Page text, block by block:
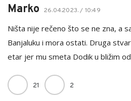
Marko 26.04.2023. / 10:49
Ništa nije rečeno što se ne zna, a
Banjaluku i mora ostati. Druga
etar jer mu smeta Dodik u bližim
21 2